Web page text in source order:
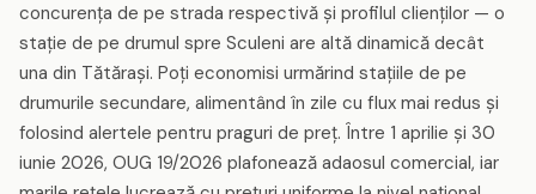
concurența de pe strada respectivă și profilul clienților — o
stație de pe drumul spre Sculeni are altă dinamică decât
una din Tătărași. Poți economisi urmărind stațiile de pe
drumurile secundare, alimentând în zile cu flux mai redus și
folosind alertele pentru praguri de preț. Între 1 aprilie și 30
iunie 2026, OUG 19/2026 plafonează adaosul comercial, iar